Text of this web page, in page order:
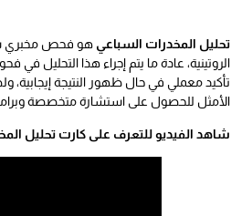
تحليل المخدرات السباعي
الروتينية، عادة ما يتم إجراء هذا التحليل
تأكيد معملي في حال ظهور النتيجة
الأمثل للحصول على استشارة متخصصة
شاهد الفيديو للتعرف على كارت تحليل